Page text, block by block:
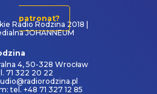
patronat?
Radio Rodzina 2018 |
JOHANNEUM
4, 50-328 Wrocław
71 322 20 22
tel. +48 71 327 12 85